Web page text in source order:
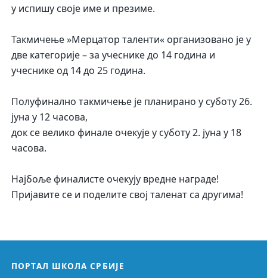
у испишу своје име и презиме.
Такмичење »Мерцатор таленти« организовано је у
две категорије – за учеснике до 14 година и
учеснике од 14 до 25 година.
Полуфинално такмичење је планирано у суботу 26.
јуна у 12 часова,
док се велико финале очекује у суботу 2. јуна у 18
часова.
Најбоље финалисте очекују вредне награде!
Пријавите се и поделите свој таленат са другима!
ПОРТАЛ ШКОЛА СРБИЈЕ